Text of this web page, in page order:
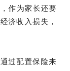
作为家长还要
济收入损失，
过配置保险来